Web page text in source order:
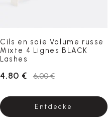
Cils en soie Volume russe
Mixte 4 Lignes BLACK
Lashes
4,80 € 6,00 €
Entdecke